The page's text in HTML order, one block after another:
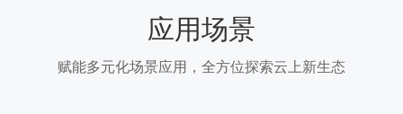
应用场景
赋能多元化场景应用，全方位探索云上新生态